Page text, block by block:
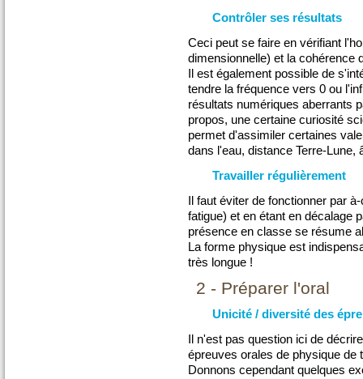
Contrôler ses résultats
Ceci peut se faire en vérifiant
dimensionnelle) et la cohérence
Il est également possible de
tendre la fréquence vers 0 ou
résultats numériques aberrants
propos, une certaine curiosité
permet d'assimiler certaines
dans l'eau, distance Terre-
Travailler régulièrement
Il faut éviter de fonctionner par
fatigue) et en étant en décalage
présence en classe se résume
La forme physique est
très longue !
2 - Préparer l'oral
Unicité / diversité des
Il n'est pas question ici de
épreuves orales de physique
Donnons cependant quelques